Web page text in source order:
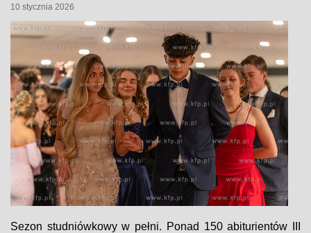
10 stycznia 2026
Sezon studniówkowy w pełni. Ponad 150 abiturientów III